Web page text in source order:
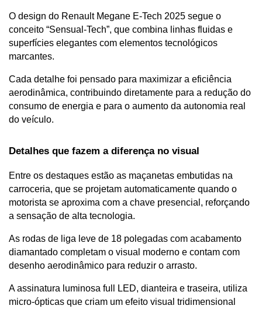
O design do Renault Megane E-Tech 2025 segue o
conceito “Sensual-Tech”, que combina linhas fluidas e
superfícies elegantes com elementos tecnológicos
marcantes.
Cada detalhe foi pensado para maximizar a eficiência
aerodinâmica, contribuindo diretamente para a redução do
consumo de energia e para o aumento da autonomia real
do veículo.
Detalhes que fazem a diferença no visual
Entre os destaques estão as maçanetas embutidas na
carroceria, que se projetam automaticamente quando o
motorista se aproxima com a chave presencial, reforçando
a sensação de alta tecnologia.
As rodas de liga leve de 18 polegadas com acabamento
diamantado completam o visual moderno e contam com
desenho aerodinâmico para reduzir o arrasto.
A assinatura luminosa full LED, dianteira e traseira, utiliza
micro-ópticas que criam um efeito visual tridimensional